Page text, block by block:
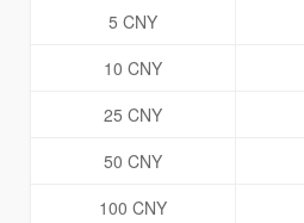
5 CNY
10 CNY
25 CNY
50 CNY
100 CNY